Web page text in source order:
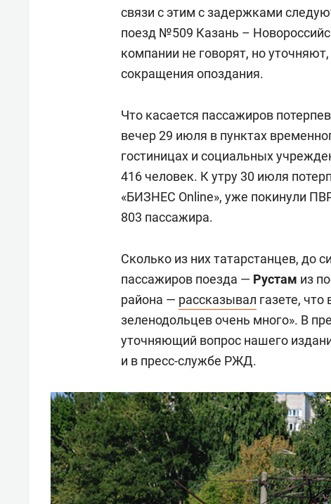
связи с этим с задержками
поезд №509 Казань –
компании не говорят, но
сокращения опоздания.
Что касается пассажиров
вечер 29 июля в пунктах
гостиницах и социальных
416 человек. К утру 30 июля
«БИЗНЕС Online», уже покинули
803 пассажира.
Сколько из них татарстанцев, до
пассажиров поезда — Рустам из
района — рассказывал газете, что
зеленодольцев очень много». В
уточняющий вопрос нашего
и в пресс-службе РЖД.